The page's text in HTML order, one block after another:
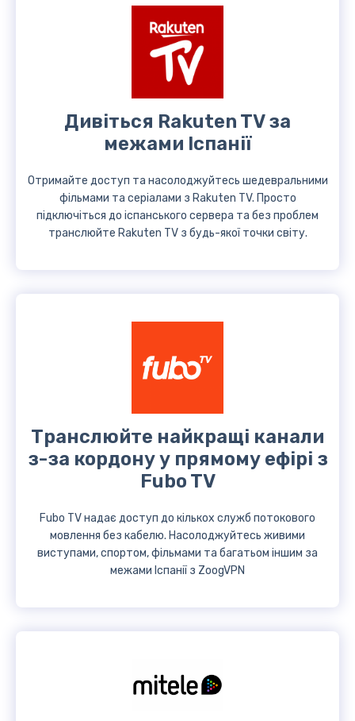
Дивіться Rakuten TV за
межами Іспанії
Отримайте доступ та насолоджуйтесь шедевральними
фільмами та серіалами з Rakuten TV. Просто
підключіться до іспанського сервера та без проблем
транслюйте Rakuten TV з будь-якої точки світу.
Транслюйте найкращі канали
з-за кордону у прямому ефірі з
Fubo TV
Fubo TV надає доступ до кількох служб потокового
мовлення без кабелю. Насолоджуйтесь живими
виступами, спортом, фільмами та багатьом іншим за
межами Іспанії з ZoogVPN